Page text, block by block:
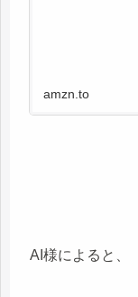
amzn.to
AI様によると、